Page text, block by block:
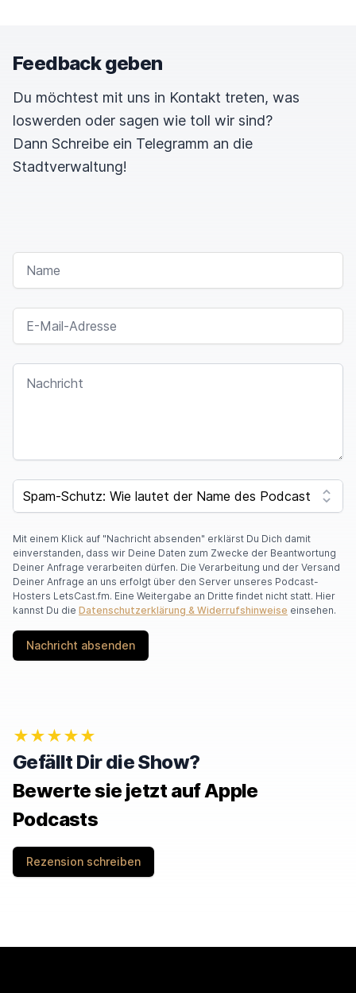
Feedback geben
Du möchtest mit uns in Kontakt treten, was
loswerden oder sagen wie toll wir sind?
Dann Schreibe ein Telegramm an die
Stadtverwaltung!
NAME
E-MAIL-ADRESSE
NACHRICHT
SPAM CAPTCHA
Mit einem Klick auf "Nachricht absenden" erklärst Du Dich damit
einverstanden, dass wir Deine Daten zum Zwecke der Beantwortung
Deiner Anfrage verarbeiten dürfen. Die Verarbeitung und der Versand
Deiner Anfrage an uns erfolgt über den Server unseres Podcast-
Hosters LetsCast.fm. Eine Weitergabe an Dritte findet nicht statt. Hier
kannst Du die Datenschutzerklärung & Widerrufshinweise einsehen.
Nachricht absenden
★★★★★
Gefällt Dir die Show?
Bewerte sie jetzt auf Apple
Podcasts
Rezension schreiben